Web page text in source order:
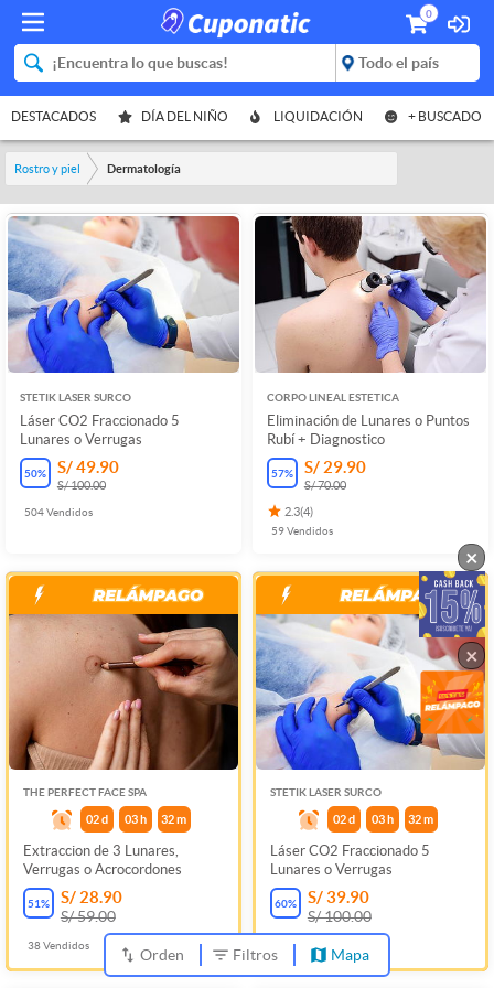
0
DESTACADOS DÍA DEL NIÑO LIQUIDACIÓN + BUSCADO
Rostro y piel Dermatología
STETIK LASER SURCO
Láser CO2 Fraccionado 5
Lunares o Verrugas
50% S/ 49.90
S/ 100.00
504Vendidos
CORPO LINEAL ESTETICA
Eliminación de Lunares o Puntos
Rubí + Diagnostico
57% S/ 29.90
S/ 70.00
2.3(4)
59Vendidos
THE PERFECT FACE SPA
02 d 03 h 32m
Extraccion de 3 Lunares,
Verrugas o Acrocordones
51% S/ 28.90
S/ 59.00
38Vendidos
STETIK LASER SURCO
02 d 03 h 32m
Láser CO2 Fraccionado 5
Lunares o Verrugas
60% S/ 39.90
S/ 100.00
Vendidos
Orden Filtros Mapa
×
×